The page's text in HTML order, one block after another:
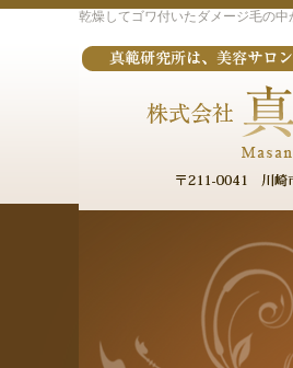
乾燥してゴワ付いたダメージ毛の